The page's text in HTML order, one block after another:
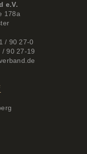
e.V.
178a
/ 90 27-0
/ 90 27-19